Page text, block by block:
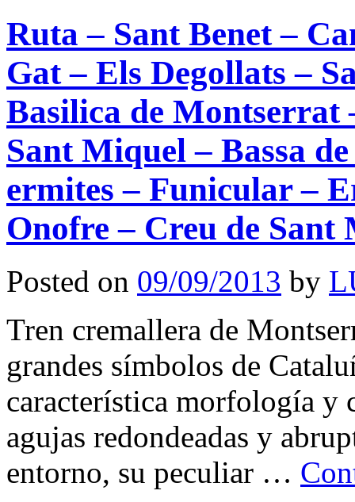
Ruta – Sant Benet –
Gat – Els Degollats –
Basilica de Montserrat
Sant Miquel – Bassa
ermites – Funicular –
Onofre – Creu de Sant
Posted on 09/09/2013 by
Tren cremallera de
grandes símbolos de
característica morfología y
agujas redondeadas y
entorno, su peculiar …